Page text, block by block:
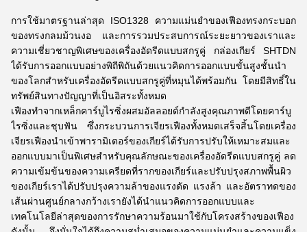
การใช้มาตรฐานล่าสุด ISO1328 ความแม่นยำของเฟืองทรงกระบอก
ของทรงกลมม้วนงอ และการรวมประสบการณ์ระยะยาวของเราและ
ความเชี่ยวชาญพิเศษของเครื่องอัดรีดแบบสกรูคู่ กล่องเกียร์ SHTDN
ได้รับการออกแบบอย่างพิถีพิถันด้วยแนวคิดการออกแบบขั้นสูงชั้นนำ
ของโลกสำหรับเครื่องอัดรีดแบบสกรูคู่ที่หมุนได้พร้อมกัน โดยมีสิทธิ์ใน
ทรัพย์สินทางปัญญาที่เป็นอิสระทั้งหมด
เฟืองทำจากเหล็กคาร์บูไรซิ่งผสมอัลลอยด์กำลังสูงคุณภาพดีโดยคาร์บู
ไรซิ่งและชุบฟัน ซึ่งกระบวนการเจียรเฟืองทั้งหมดเสร็จสิ้นโดยเครื่อง
เจียรเฟืองนำเข้าพารามิเตอร์ของเกียร์ได้รับการปรับให้เหมาะสมและ
ออกแบบมาเป็นพิเศษสำหรับคุณลักษณะของเครื่องอัดรีดแบบสกรูคู่ ลด
ความเข้มข้นของความเครียดที่รากของเกียร์และปรับปรุงสภาพพื้นผิว
ของเกียร์เราได้ปรับปรุงความล้าของแรงดัด แรงล้า และอัตราทดของ
เส้นผ่านศูนย์กลางกว้างเรายังได้นำแนวคิดการออกแบบและ
เทคโนโลยีล่าสุดของการรักษาความร้อนมาใช้กับโครงสร้างของเฟือง